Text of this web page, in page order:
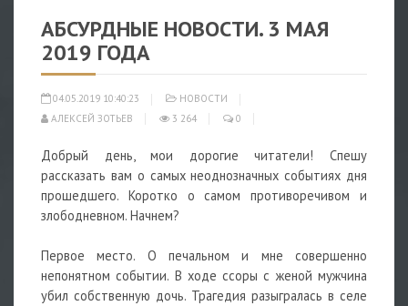
АБСУРДНЫЕ НОВОСТИ. 3 МАЯ
2019 ГОДА
04.05.2019 10:40:23
НОВОСТИ
АЛЕКСЕЙ ЗОТЬЕВ
3 264 0
Добрый день, мои дорогие читатели! Спешу
рассказать вам о самых неоднозначных событиях дня
прошедшего. Коротко о самом противоречивом и
злободневном. Начнем?
Первое место. О печальном и мне совершенно
непонятном событии. В ходе ссоры с женой мужчина
убил собственную дочь. Трагедия разыгралась в селе